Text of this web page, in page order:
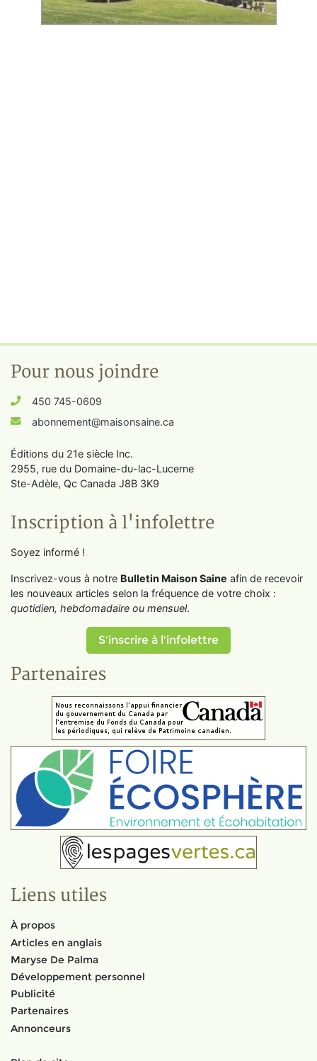
Pour nous joindre
450 745-0609
abonnement@maisonsaine.ca
Éditions du 21e siècle Inc.
2955, rue du Domaine-du-lac-Lucerne
Ste-Adèle, Qc Canada J8B 3K9
Inscription à l'infolettre
Soyez informé !
Inscrivez-vous à notre Bulletin Maison Saine afin de recevoir
les nouveaux articles selon la fréquence de votre choix :
quotidien, hebdomadaire ou mensuel.
S'inscrire à l'infolettre
Partenaires
Liens utiles
À propos
Articles en anglais
Maryse De Palma
Développement personnel
Publicité
Partenaires
Annonceurs